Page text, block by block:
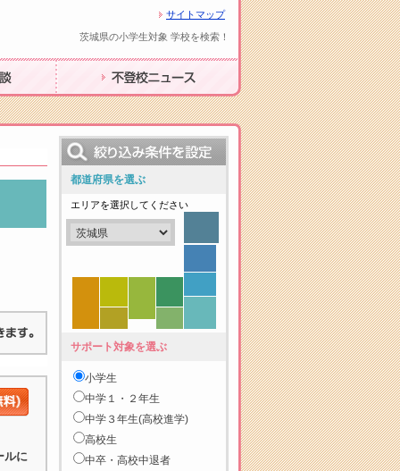
サイトマップ
茨城県の小学生対象 学校を検索！
不登校ニュース
ルに
都道府県を選ぶ
エリアを選択してください
サポート対象を選ぶ
小学生
中学１・２年生
中学３年生(高校進学)
高校生
中卒・高校中退者